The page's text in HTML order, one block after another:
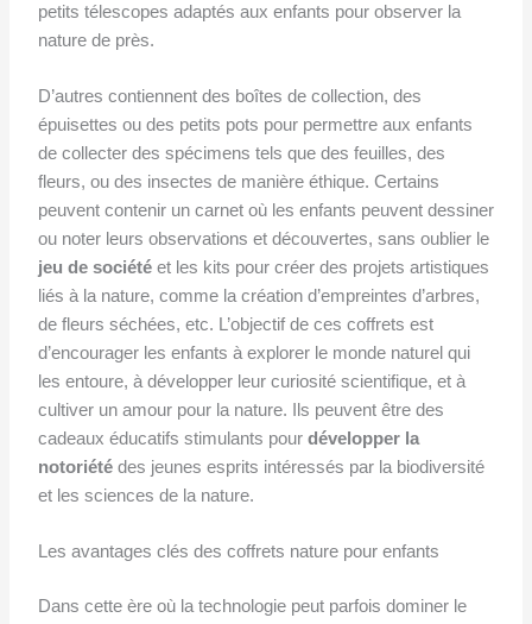
petits télescopes adaptés aux enfants pour observer la
nature de près.
D’autres contiennent des boîtes de collection, des
épuisettes ou des petits pots pour permettre aux enfants
de collecter des spécimens tels que des feuilles, des
fleurs, ou des insectes de manière éthique. Certains
peuvent contenir un carnet où les enfants peuvent dessiner
ou noter leurs observations et découvertes, sans oublier le
jeu de société et les kits pour créer des projets artistiques
liés à la nature, comme la création d’empreintes d’arbres,
de fleurs séchées, etc. L’objectif de ces coffrets est
d’encourager les enfants à explorer le monde naturel qui
les entoure, à développer leur curiosité scientifique, et à
cultiver un amour pour la nature. Ils peuvent être des
cadeaux éducatifs stimulants pour développer la
notoriétédes jeunes esprits intéressés par la biodiversité
et les sciences de la nature.
Les avantages clés des coffrets nature pour enfants
Dans cette ère où la technologie peut parfois dominer le